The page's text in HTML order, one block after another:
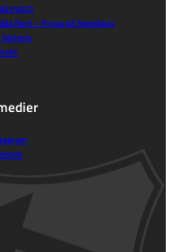
match
Runt – Prova på Speedway
historia